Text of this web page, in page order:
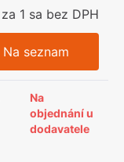
za 1 sa bez DPH
Na seznam
Na
objednání u
dodavatele